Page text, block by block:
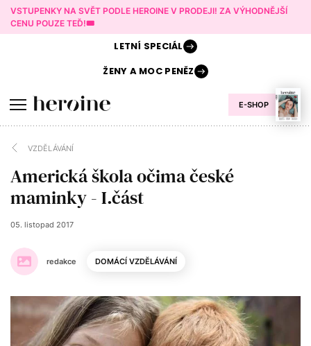
VSTUPENKY NA SVĚT PODLE HEROINE V PRODEJI! ZA VÝHODNĚJŠÍ
CENU POUZE TEĎ!🎟️
E-SHOP
LETNÍ SPECIÁL
ŽENY AMOC PENĚZ
VZDĚLÁVÁNÍ
Americká škola očima české
maminky - I.část
redakce
05. listopad 2017
DOMÁCÍ VZDĚLÁVÁNÍ